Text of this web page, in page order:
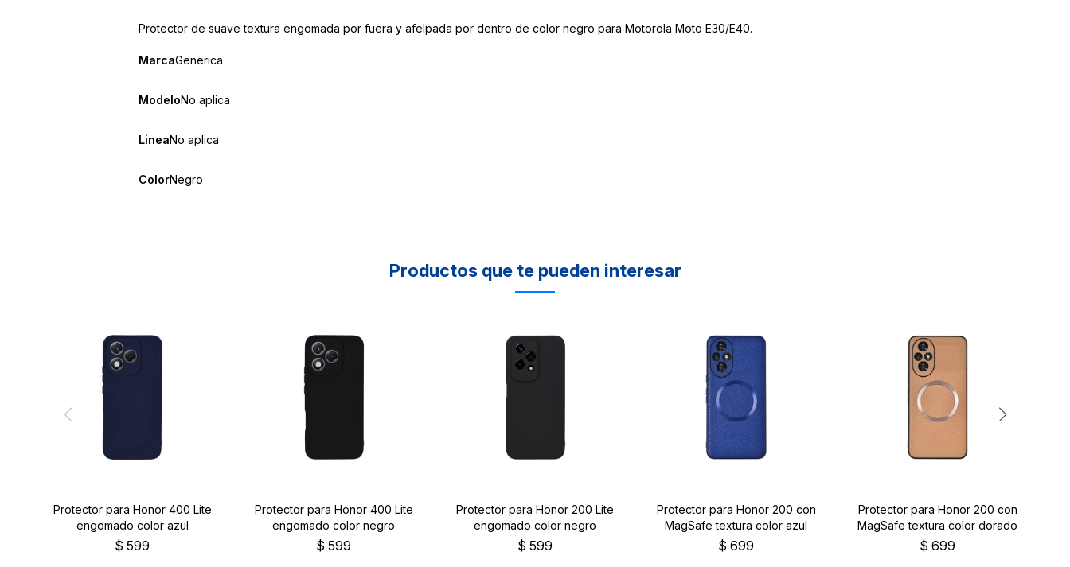
Protector de suave textura engomada por fuera y afelpada por dentro de color negro para Motorola Moto E30/E40.
MarcaGenerica
ModeloNo aplica
LineaNo aplica
ColorNegro
Productos que te pueden interesar
Protector para Honor 400 Lite
engomado color azul
$ 599
Protector para Honor 400 Lite
engomado color negro
$ 599
Protector para Honor 200 Lite
engomado color negro
$ 599
Protector para Honor 200 con
MagSafe textura color azul
$ 699
Protector para Honor 200 con
MagSafe textura color dorado
$ 699